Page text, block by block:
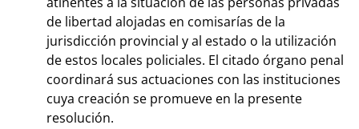
de libertad alojadas en comisarías de la
jurisdicción provincial y al estado o la utilización
de estos locales policiales. El citado órgano penal
coordinará sus actuaciones con las instituciones
cuya creación se promueve en la presente
resolución.